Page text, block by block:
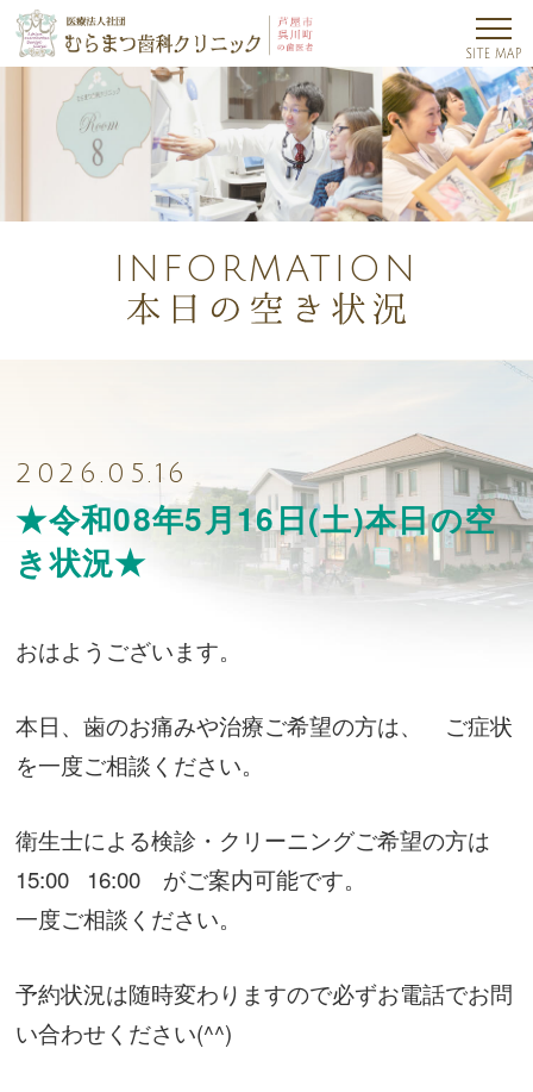
INFORMATION
2026.05.16
★令和08年5月16日(土)本日の空
き状況★
おはようございます。
本日、歯のお痛みや治療ご希望の方は、 ご症状
を一度ご相談ください。
衛生士による検診・クリーニングご希望の方は
15:00 16:00 がご案内可能です。
一度ご相談ください。
予約状況は随時変わりますので必ずお電話でお問
い合わせください(^^)